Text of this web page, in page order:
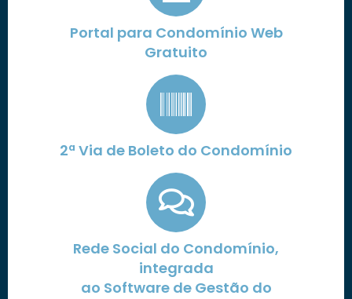
Portal para Condomínio Web
Gratuito
2ª Via de Boleto do Condomínio
Rede Social do Condomínio,
integrada
ao Software de Gestão do